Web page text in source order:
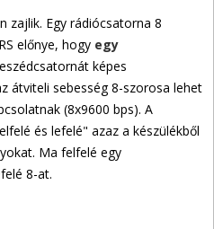
zajlik. Egy rádiócsatorna 8
előnye, hogy egy
képes
átviteli sebesség 8-szorosa lehet
(8x9600 bps). A
és lefelé" azaz a készülékből
Ma felfelé egy
8-at.